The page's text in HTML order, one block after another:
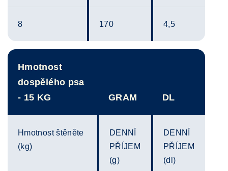
8 170 4,5
Hmotnost
dospělého psa
- 15 KG
GRAM DL
Hmotnost štěněte
(kg)
DENNÍ
PŘÍJEM
(g)
DENNÍ
PŘÍJEM
(dl)